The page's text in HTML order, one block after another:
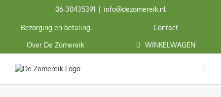
06‑30435391 | info@dezomereik.nl
Bezorging en betaling Contact
Over De Zomereik WINKELWAGEN